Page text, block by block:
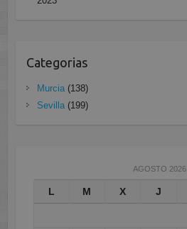
Categorias
Murcia(138)
Sevilla(199)
AGOSTO 2026
L M X J